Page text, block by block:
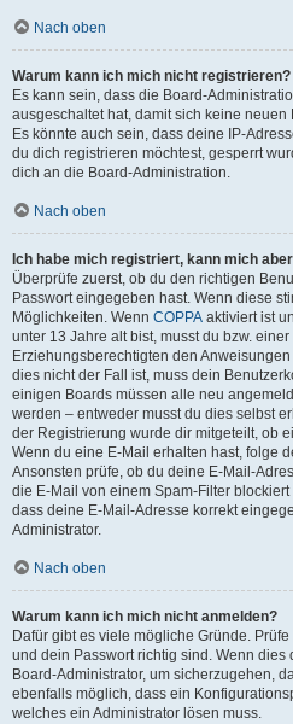
Nach oben
Warum kann ich mich nicht registrieren?
Es kann sein, dass die Board-
ausgeschaltet hat, damit sich keine
Es könnte auch sein, dass deine IP-
du dich registrieren möchtest, gesperrt
dich an die Board-Administration.
Nach oben
Ich habe mich registriert, kann mich
Überprüfe zuerst, ob du den richtigen
Passwort eingegeben hast. Wenn diese
Möglichkeiten. Wenn COPPA aktiviert ist
unter 13 Jahre alt bist, musst du bzw.
Erziehungsberechtigten den
dies nicht der Fall ist, muss dein
einigen Boards müssen alle neu
werden – entweder musst du dies selbst
der Registrierung wurde dir mitgeteilt, ob
Wenn du eine E-Mail erhalten hast, folge
Ansonsten prüfe, ob du deine E-Mail-
die E-Mail von einem Spam-Filter
dass deine E-Mail-Adresse korrekt
Administrator.
Nach oben
Warum kann ich mich nicht anmelden?
Dafür gibt es viele mögliche Gründe.
und dein Passwort richtig sind. Wenn dies
Board-Administrator, um sicherzugehen,
ebenfalls möglich, dass ein
welches ein Administrator lösen muss.